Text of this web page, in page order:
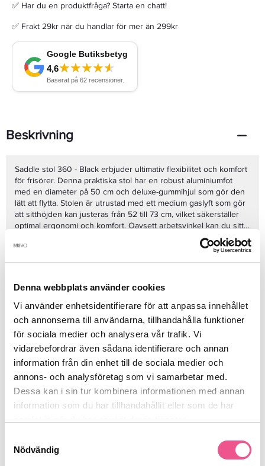
Denna webbplats använder cookies
Vi använder enhetsidentifierare för att anpassa innehållet
och annonserna till användarna, tillhandahålla funktioner
för sociala medier och analysera vår trafik. Vi
vidarebefordrar även sådana identifierare och annan
information från din enhet till de sociala medier och
annons- och analysföretag som vi samarbetar med.
Dessa kan i sin tur kombinera informationen med annan
information som du har tillhandahållit eller som de har
Nödvändig
✅ Har du en produktfråga? Starta en chatt!
✅ Frakt 29kr när du handlar för mer än 299kr
Beskrivning
Saddle stol 360 - Black erbjuder ultimativ flexibilitet och komfort
för frisörer. Denna praktiska stol har en robust aluminiumfot
med en diameter på 50 cm och deluxe-gummihjul som gör den
lätt att flytta. Stolen är utrustad med ett medium gaslyft som gör
att sitthöjden kan justeras från 52 till 73 cm, vilket säkerställer
optimal ergonomi och komfort. Oavsett arbetsvinkel kan du sitta
bekvämt i valfri riktning. Saddle stol 360 - Black är den perfekta
lösningen för professionella frisörer som söker både stil och
Bas: Aluminium, 50 cm i diameter
Hjul: Deluxe gummihjul med segering
Storlek: Gaslyft medium, justerbar sitthöjd från 52 - 73 cm
Produktdetaljer
Recensioner
Finns i:
Frisörshop Utrustning Frisörstolar